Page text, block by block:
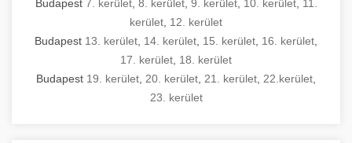
Budapest 7. kerület, 8. kerület, 9. kerület, 10. kerület, 11.
kerület 12. kerület
Budapest 13. kerület 14. kerület 15. kerület 16. kerület
17. kerület 18. kerület
Budapest 19. kerület 20. kerület 21. kerület 22.kerület
23. kerület